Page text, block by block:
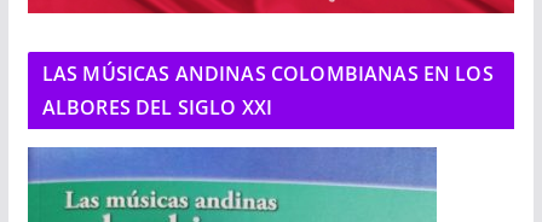
LAS MÚSICAS ANDINAS COLOMBIANAS EN LOS
ALBORES DEL SIGLO XXI